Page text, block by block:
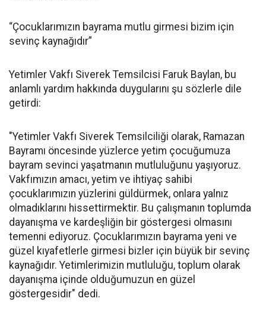
“Çocuklarımızın bayrama mutlu girmesi bizim için
sevinç kaynağıdır”
Yetimler Vakfı Siverek Temsilcisi Faruk Baylan, bu
anlamlı yardım hakkında duygularını şu sözlerle dile
getirdi:
"Yetimler Vakfı Siverek Temsilciliği olarak, Ramazan
Bayramı öncesinde yüzlerce yetim çocuğumuza
bayram sevinci yaşatmanın mutluluğunu yaşıyoruz.
Vakfımızın amacı, yetim ve ihtiyaç sahibi
çocuklarımızın yüzlerini güldürmek, onlara yalnız
olmadıklarını hissettirmektir. Bu çalışmanın toplumda
dayanışma ve kardeşliğin bir göstergesi olmasını
temenni ediyoruz. Çocuklarımızın bayrama yeni ve
güzel kıyafetlerle girmesi bizler için büyük bir sevinç
kaynağıdır. Yetimlerimizin mutluluğu, toplum olarak
dayanışma içinde olduğumuzun en güzel
göstergesidir" dedi.